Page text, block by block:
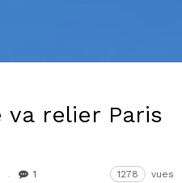
va relier Paris
1 1278 vues